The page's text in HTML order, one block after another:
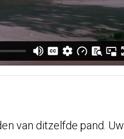
van ditzelfde pand. Uw